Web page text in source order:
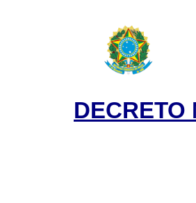
DECRETO